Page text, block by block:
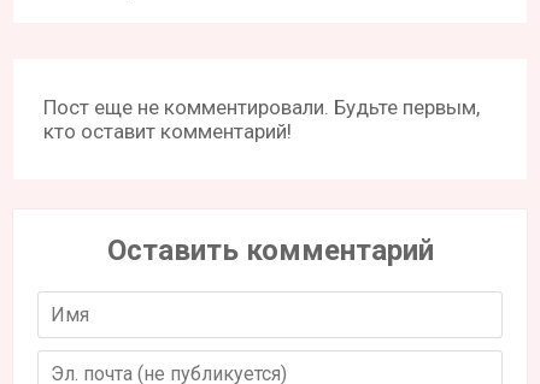
Пост еще не комментировали. Будьте первым,
кто оставит комментарий!
Оставить комментарий